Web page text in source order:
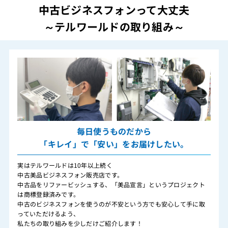
中古ビジネスフォンって大丈夫
～テルワールドの取り組み～
毎日使うものだから
「キレイ」で「安い」をお届けしたい。
実はテルワールドは10年以上続く
中古美品ビジネスフォン販売店です。
中古品をリファービッシュする、「美品宣言」というプロジェクト
は商標登録済みです。
中古のビジネスフォンを使うのが不安という方でも安心して手に取
っていただけるよう、
私たちの取り組みを少しだけご紹介します！